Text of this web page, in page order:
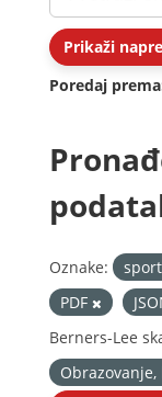
Prikaži
Poredaj prema
Oznake:
PDF
Berners-Lee